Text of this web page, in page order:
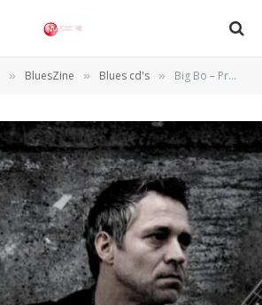
» BluesZine » Blues cd's » Big Bo – Preaching The Blues